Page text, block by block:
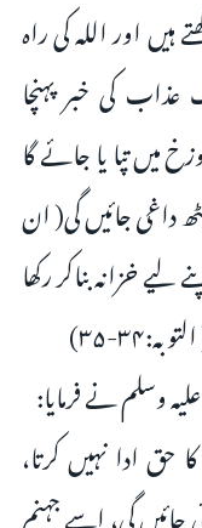
ہیں اور اللہ کی راہ
کی خبر پہنچا
تپا یا جائے گا
داغی جائیں گی( ان
خزانہ بناکر رکھا
۳۵)
وسلم نے فرمایا:
ادا نہیں کرتا،
گی، اسے جہنم